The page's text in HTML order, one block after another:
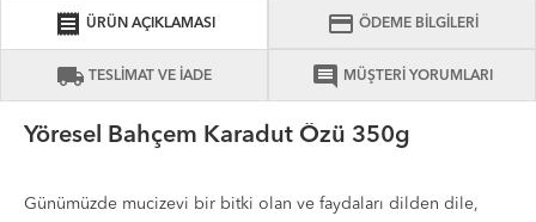
receipt ÜRÜN AÇIKLAMASI credit_card ÖDEME BİLGİLERİ
local_shipping TESLİMAT VE İADE comment MÜŞTERİ YORUMLARI
Yöresel Bahçem Karadut Özü 350g
Günümüzde mucizevi bir bitki olan ve faydaları dilden dile,